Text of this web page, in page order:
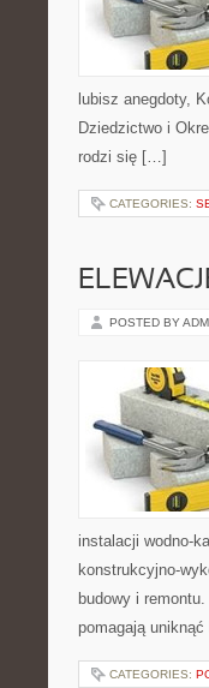
lubisz anegdoty,
Dziedzictwo i
rodzi się […]
CATEGORIES:
POSTED BY
instalacji wodno-
konstrukcyjno-
budowy i
pomagają
CATEGORIES: